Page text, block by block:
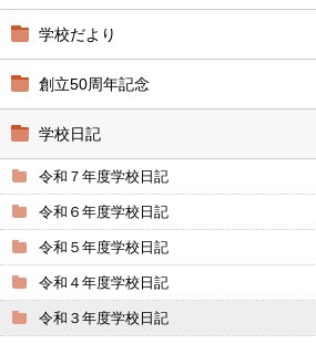
学校だより
創立50周年記念
学校日記
令和７年度学校日記
令和６年度学校日記
令和５年度学校日記
令和４年度学校日記
令和３年度学校日記